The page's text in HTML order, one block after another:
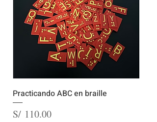
Practicando ABC en braille
Precio
S/ 110.00